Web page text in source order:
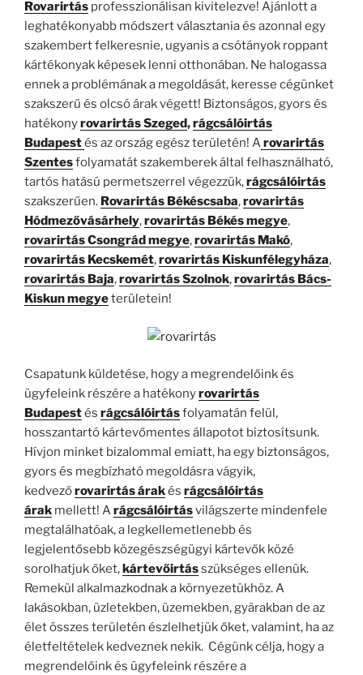
Rovarirtás professzionálisan kivitelezve! Ajánlott a
leghatékonyabb módszert választania és azonnal egy
szakembert felkeresnie, ugyanis a csótányok roppant
kártékonyak képesek lenni otthonában. Ne halogassa
ennek a problémának a megoldását, keresse cégünket
szakszerű és olcsó árak végett! Biztonságos, gyors és
hatékonyrovarirtás Szeged,rágcsálóirtás
Budapestés az ország egész területén! Arovarirtás
Szentesfolyamatát szakemberek által felhasználható,
tartós hatású permetszerrel végezzük,rágcsálóirtás
szakszerűen. Rovarirtás Békéscsaba,rovarirtás
Hódmezővásárhely,rovarirtás Békés megye,
rovarirtás Csongrád megye,rovarirtás Makó,
rovarirtás Kecskemét,rovarirtás Kiskunfélegyháza,
rovarirtás Baja,rovarirtás Szolnok,rovarirtás Bács-
Kiskun megyeterületein!
Csapatunk küldetése, hogy a megrendelőink és
ügyfeleink részére a hatékonyrovarirtás
Budapestés rágcsálóirtásfolyamatán felül,
hosszantartó kártevőmentes állapotot biztosítsunk.
Hívjon minket bizalommal emiatt, ha egy biztonságos,
gyors és megbízható megoldásra vágyik,
kedvezőrovarirtás árakés rágcsálóirtás
árak mellett! Arágcsálóirtásvilágszerte mindenfele
megtalálhatóak, a legkellemetlenebb és
legjelentősebb közegészségügyi kártevők közé
sorolhatjuk őket, kártevőirtásszükséges ellenük.
Remekül alkalmazkodnak a környezetükhöz. A
lakásokban, üzletekben, üzemekben, gyárakban de az
élet összes területén észlelhetjük őket, valamint, ha az
életfeltételek kedveznek nekik. Cégünk célja, hogy a
megrendelőink és ügyfeleink részére a